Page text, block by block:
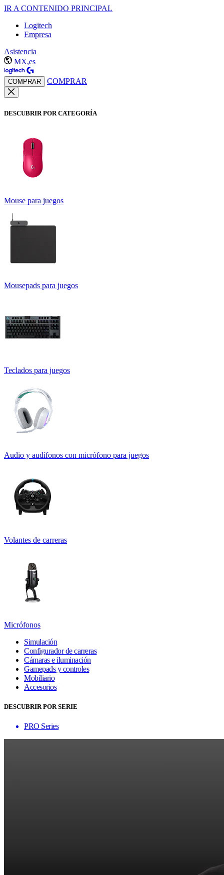
IR A CONTENIDO PRINCIPAL
Logitech
Empresa
Asistencia
MX,es
COMPRAR COMPRAR
DESCUBRIR POR CATEGORÍA
Mouse para juegos
Mousepads para juegos
Teclados para juegos
Audio y audífonos con micrófono para juegos
Volantes de carreras
Micrófonos
Simulación
Configurador de carreras
Cámaras e iluminación
Gamepads y controles
Mobiliario
Accesorios
DESCUBRIR POR SERIE
PRO Series